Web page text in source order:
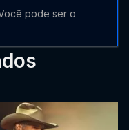
pode ser o